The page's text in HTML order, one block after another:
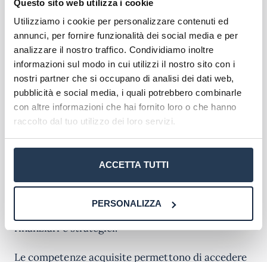
Questo sito web utilizza i cookie
Utilizziamo i cookie per personalizzare contenuti ed
annunci, per fornire funzionalità dei social media e per
analizzare il nostro traffico. Condividiamo inoltre
informazioni sul modo in cui utilizzi il nostro sito con i
nostri partner che si occupano di analisi dei dati web,
pubblicità e social media, i quali potrebbero combinarle
con altre informazioni che hai fornito loro o che hanno
raccolto dal tuo utilizzo dei loro servizi.
ACCETTA TUTTI
PERSONALIZZA
programma formativo, colmando il divario tra
conoscenze teoriche e applicazioni pratiche nei
contesti aziendali reali.
Figure professionali e
Sbocchi Lavorativi
Il Master in Analisi, Misura e Controllo dei Rischi
apre le porte a numerose opportunità
moderna. I diplomati potranno ricoprire ruoli di
risk managerin aziende di ogni dimensione,
sviluppando e implementando strategie di
finanziari e strategici.
Le competenze acquisite permettono di accedere